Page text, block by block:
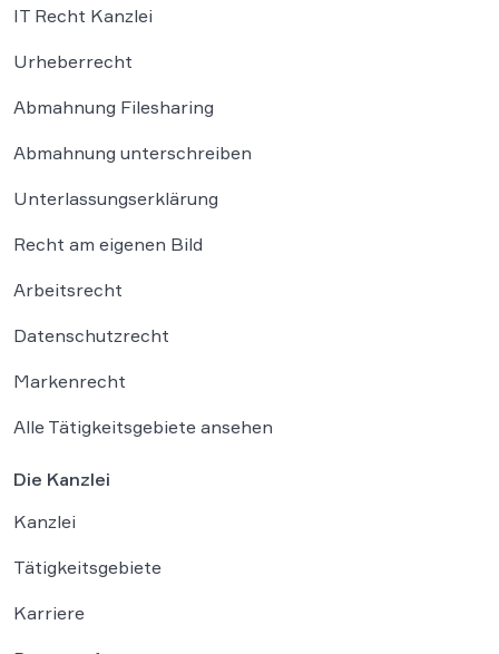
IT Recht Kanzlei
Urheberrecht
Abmahnung Filesharing
Abmahnung unterschreiben
Unterlassungserklärung
Recht am eigenen Bild
Arbeitsrecht
Datenschutzrecht
Markenrecht
Alle Tätigkeitsgebiete ansehen
Die Kanzlei
Kanzlei
Tätigkeitsgebiete
Karriere